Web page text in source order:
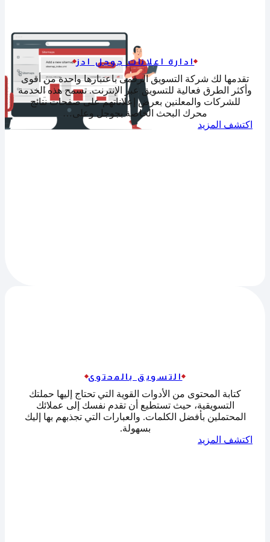
ادارة اعلانات جوجل ادز
تقدمها لك شركة التسويق الرقمى باعتبارها واحدة من أقوى
وأكثر الطرق فعالية للتسويق عبر الإنترنت. تسمح هذه الخدمة
للشركات والمعلنين بعرض إعلاناتهم على صفحات نتائج
محرك البحث الخاصة بجوجل وعلى…
اكتشف المزيد
التسويق بالمحتوى
كتابة المحتوى من الأدوات القوية التي تحتاج إليها حملتك
التسويقية، حيث تستطيع أن تقدم نفسك إلى عملائك
المحتملين بأفضل الكلمات. والعبارات التي تجذبهم بها إليك
بسهولة.
اكتشف المزيد